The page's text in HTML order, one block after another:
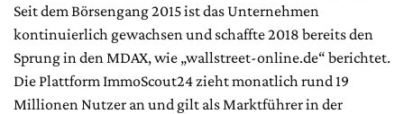
Seit dem Börsengang 2015 ist das Unternehmen
kontinuierlich gewachsen und schaffte 2018 bereits den
Sprung in den MDAX, wie „wallstreet-online.de“ berichtet.
Die Plattform ImmoScout24 zieht monatlich rund 19
Millionen Nutzer an und gilt als Marktführer in der